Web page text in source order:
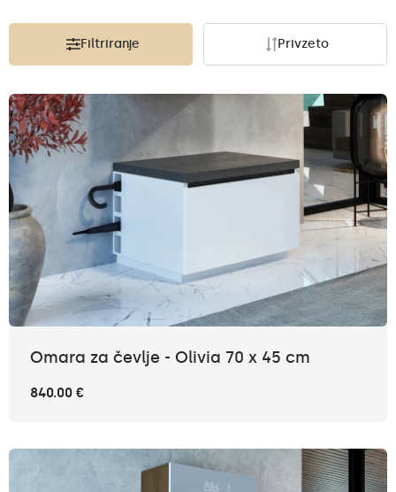
Filtriranje Privzeto
Omara za čevlje - Olivia 70 x 45 cm
840.00 €